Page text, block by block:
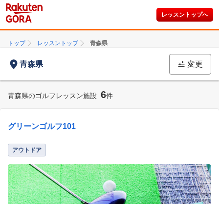
レッスントップへ
トップ レッスントップ 青森県
青森県 変更
青森県のゴルフレッスン施設 6件
グリーンゴルフ101
アウトドア